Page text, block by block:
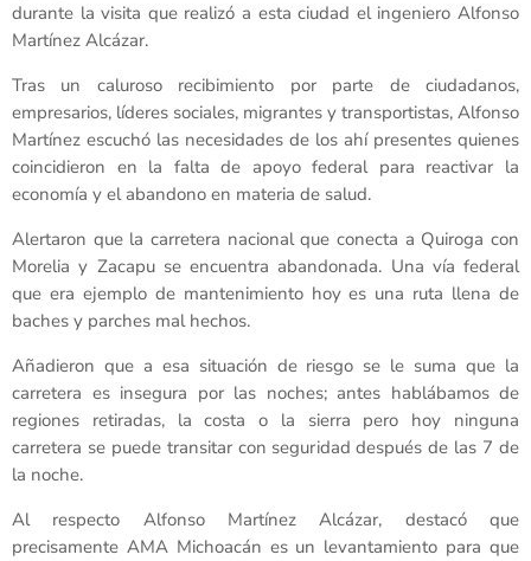
durante la visita que realizó a esta ciudad el ingeniero Alfonso
Martínez Alcázar.
Tras un caluroso recibimiento por parte de ciudadanos,
empresarios, líderes sociales, migrantes y transportistas, Alfonso
Martínez escuchó las necesidades de los ahí presentes quienes
coincidieron en la falta de apoyo federal para reactivar la
economía y el abandono en materia de salud.
Alertaron que la carretera nacional que conecta a Quiroga con
Morelia y Zacapu se encuentra abandonada. Una vía federal
que era ejemplo de mantenimiento hoy es una ruta llena de
baches y parches mal hechos.
Añadieron que a esa situación de riesgo se le suma que la
carretera es insegura por las noches; antes hablábamos de
regiones retiradas, la costa o la sierra pero hoy ninguna
carretera se puede transitar con seguridad después de las 7 de
la noche.
Al respecto Alfonso Martínez Alcázar, destacó que
precisamente AMA Michoacán es un levantamiento para que